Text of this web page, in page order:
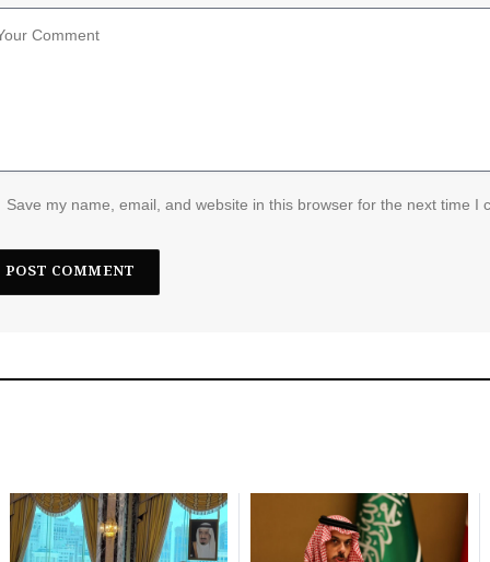
Save my name, email, and website in this browser for the next time I